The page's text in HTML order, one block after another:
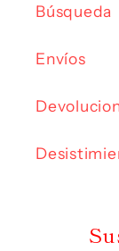
Búsqueda
Envíos